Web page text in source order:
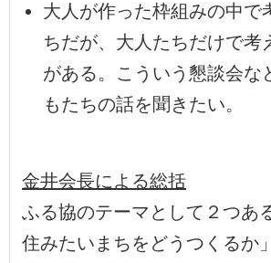
大人が作った枠組みの中で
ちだが、大人たちだけで考
がある。こういう懇談会な
もたちの話を聞きたい。
金井会長による総括
ふる協のテーマとして２つあ
住みたいまちをどうつくるか